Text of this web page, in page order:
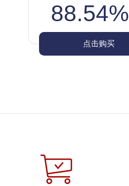
88.54%
点击购买